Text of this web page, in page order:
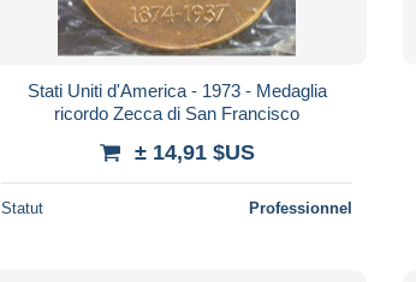
Stati Uniti d'America - 1973 - Medaglia
ricordo Zecca di San Francisco
± 14,91 $US
Statut Professionnel